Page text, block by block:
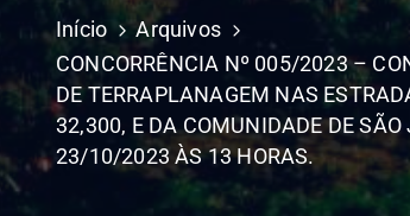
Início
Arquivos
CONCORRÊNCIA Nº 005/2023 –
DE TERRAPLANAGEM NAS
32,300, E DA COMUNIDADE DE
23/10/2023 ÀS 13 HORAS.